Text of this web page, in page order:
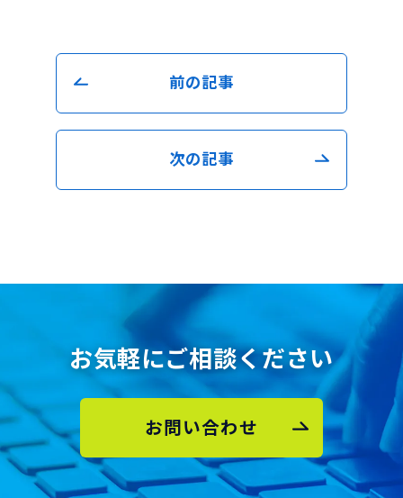
前の記事
次の記事
お気軽にご相談ください
お問い合わせ